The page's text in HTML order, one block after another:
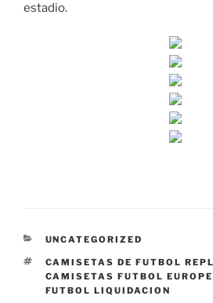
estadio.
CATEGORÍAS
UNCATEGORIZED
ETIQUETAS
CAMISETAS DE FUTBOL
CAMISETAS FUTBOL
FUTBOL LIQUIDACION